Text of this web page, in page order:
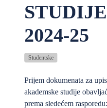
2024-25
Studentske
Prijem dokumenata za
akademske studije
prema sledećem rasporedu: